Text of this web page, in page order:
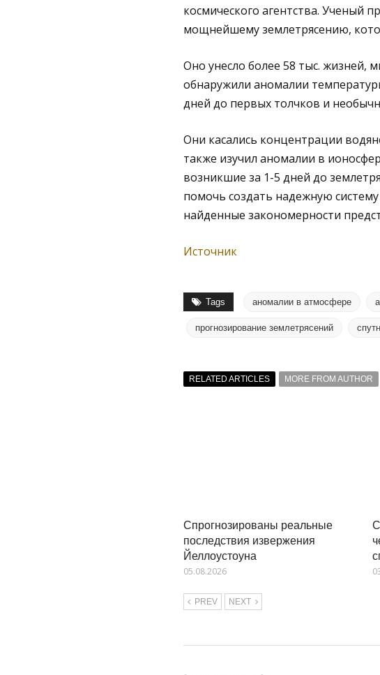
космического агентства. Ученый
мощнейшему землетрясению,
Оно унесло более 58 тыс. жизней,
обнаружили аномалии
дней до первых толчков и
Они касались концентрации
также изучил аномалии в
возникшие за 1-5 дней до
помочь создать надежную
найденные закономерности
Источник
Tags аномалии в атмосфере
прогнозирование землетрясений
RELATED ARTICLES MORE FROM AUTHOR
Спрогнозированы реальные
последствия извержения
Йеллоустоуна
05.08.2026
PREV NEXT